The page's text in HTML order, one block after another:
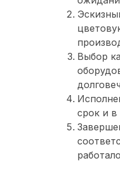
Выбор
срок и